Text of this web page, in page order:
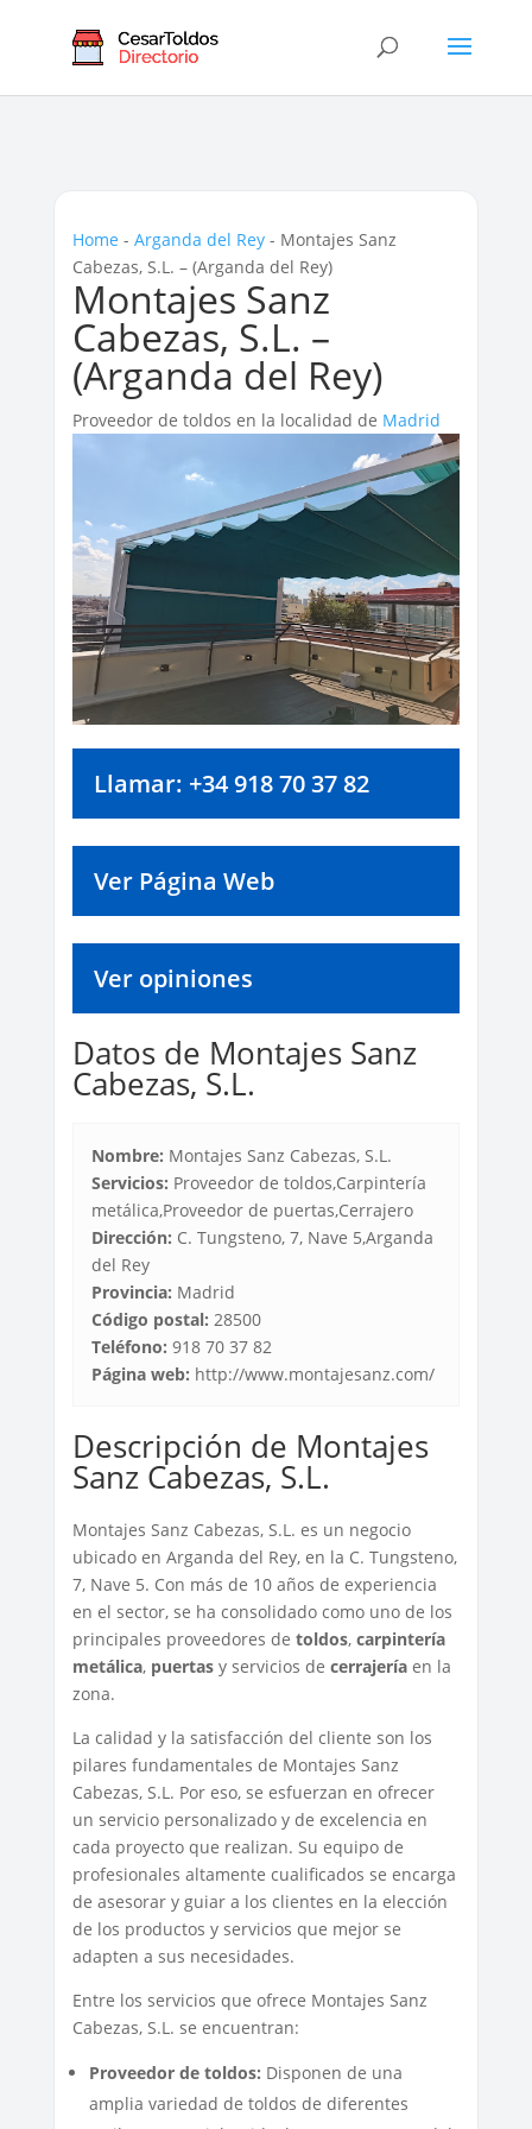
Home - Arganda del Rey- Montajes Sanz
Cabezas, S.L. – (Arganda del Rey)
Montajes Sanz
Cabezas, S.L. –
(Arganda del Rey)
Proveedor de toldos en la localidad de Madrid
Llamar: +34 918 70 37 82
Ver Página Web
Ver opiniones
Datos de Montajes Sanz
Cabezas, S.L.
Nombre: Montajes Sanz Cabezas, S.L.
Servicios: Proveedor de toldos,Carpintería
metálica,Proveedor de puertas,Cerrajero
Dirección: C. Tungsteno, 7, Nave 5,Arganda
del Rey
Provincia: Madrid
Código postal: 28500
Teléfono: 918 70 37 82
Página web: http://www.montajesanz.com/
Descripción de Montajes
Sanz Cabezas, S.L.
Montajes Sanz Cabezas, S.L. es un negocio
ubicado en Arganda del Rey, en la C. Tungsteno,
7, Nave 5. Con más de 10 años de experiencia
en el sector, se ha consolidado como uno de los
principales proveedores de toldos, carpintería
metálica, puertasy servicios de cerrajeríaen la
zona.
La calidad y la satisfacción del cliente son los
pilares fundamentales de Montajes Sanz
Cabezas, S.L. Por eso, se esfuerzan en ofrecer
un servicio personalizado y de excelencia en
cada proyecto que realizan. Su equipo de
profesionales altamente cualificados se encarga
de asesorar y guiar a los clientes en la elección
de los productos y servicios que mejor se
adapten a sus necesidades.
Entre los servicios que ofrece Montajes Sanz
Cabezas, S.L. se encuentran:
Proveedor de toldos: Disponen de una
amplia variedad de toldos de diferentes